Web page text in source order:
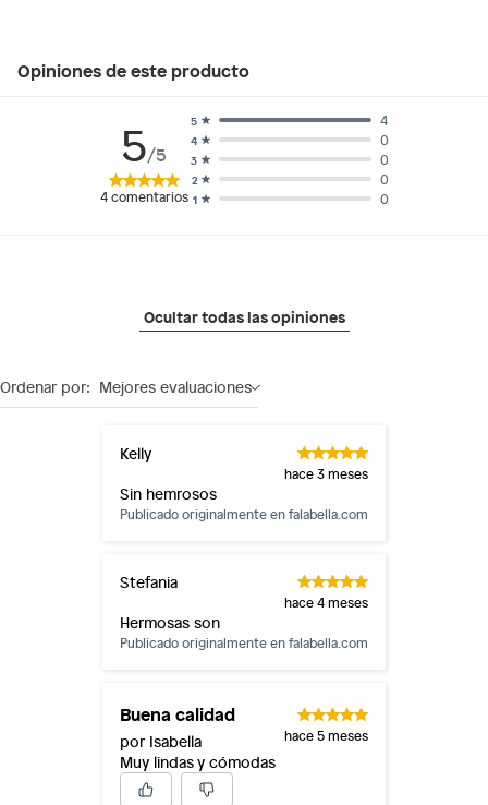
Opiniones de este producto
5/5
4 comentarios 1 0
2 0
3 0
4 0
5 4
Ocultar todas las opiniones
Ordenar por: Mejores evaluaciones
Kelly
hace 3 meses
Sin hemrosos
Publicado originalmente enfalabella.com
Stefania
hace 4 meses
Hermosas son
Publicado originalmente enfalabella.com
Buena calidad
por Isabella hace 5 meses
Muy lindas y cómodas